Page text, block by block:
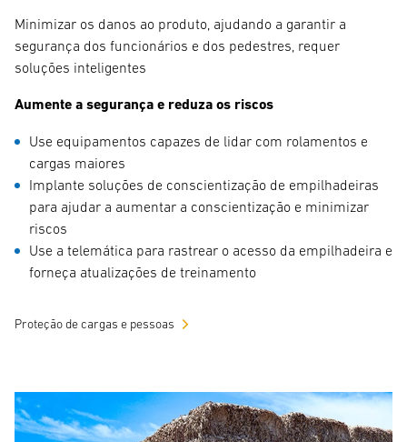
Minimizar os danos ao produto, ajudando a garantir a
segurança dos funcionários e dos pedestres, requer
soluções inteligentes
Aumente a segurança e reduza os riscos
Use equipamentos capazes de lidar com rolamentos e
cargas maiores
Implante soluções de conscientização de empilhadeiras
para ajudar a aumentar a conscientização e minimizar
riscos
Use a telemática para rastrear o acesso da empilhadeira e
forneça atualizações de treinamento
Proteção de cargas e pessoas